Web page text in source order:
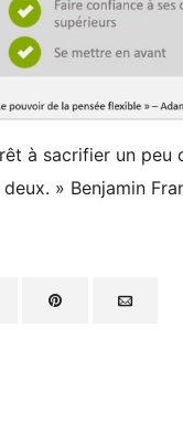
à sacrifier un peu
» Benjamin